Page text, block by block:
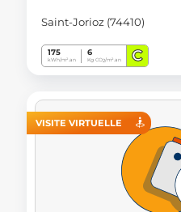
Saint-Jorioz (74410)
175
kWh/m².an
6
Kg CO2/m².an C
VISITE VIRTUELLE